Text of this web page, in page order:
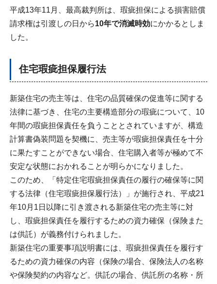
平成13年11月、最高裁判所は、瑕疵担保による損害賠償
請求権は引渡しの日から10年で消滅時効にかかるとしま
した。
住宅瑕疵担保履行法
新築住宅の売主等は、住宅の品質確保の促進等に関する
法律に基づき、住宅の主要構造部分の瑕疵について、10
年間の瑕疵担保責任を負うこととされていますが、構造
計算書偽装問題を契機に、売主等が瑕疵担保責任を十分
に果たすことができない場合、住宅購入者等が極めて不
安定な状態におかれることが明らかになりました。
このため、「特定住宅瑕疵担保責任の履行の確保等に関
する法律（住宅瑕疵担保履行法）」が施行され、平成21
年10月1日以降に引き渡される新築住宅の売主等に対
し、瑕疵担保責任を履行するための資力確保（保険また
は供託）が義務付けられました。
新築住宅の重要事項説明書には、瑕疵担保責任を履行す
るための資力確保の内容（保険の場合、保険法人の名称
や保険契約の内容など。供託の場合、供託所の名称・所